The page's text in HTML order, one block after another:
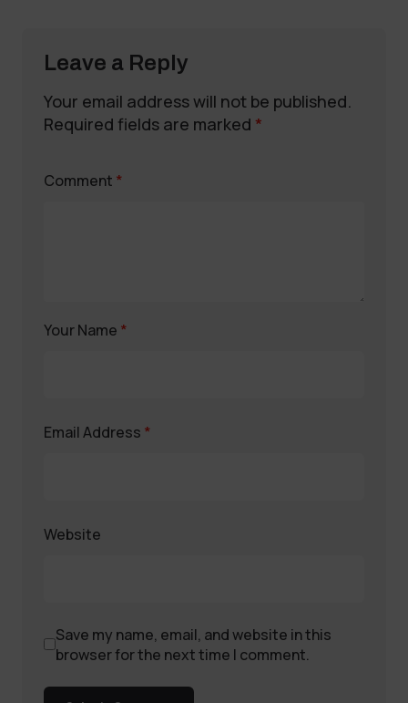
Leave a Reply
Your email address will not be published.
Required fields are marked *
Comment *
Your Name *
Email Address *
Website
Save my name, email, and website in this
browser for the next time I comment.